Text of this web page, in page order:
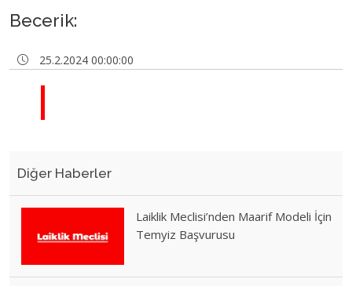
Becerik:
25.2.2024 00:00:00
Diğer Haberler
Laiklik Meclisi’nden Maarif Modeli İçin
Temyiz Başvurusu